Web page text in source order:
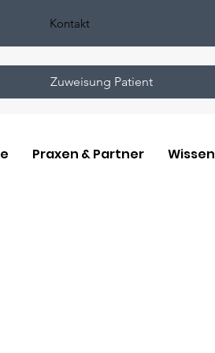
Zuweisung Patient
Praxen & Partner Wissen
Kontakt